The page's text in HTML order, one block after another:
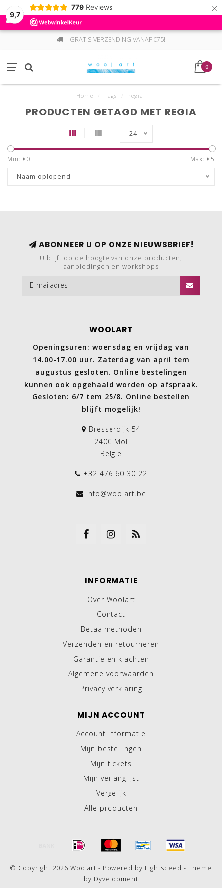
9,7
779 Reviews ×
GRATIS VERZENDING VANAF €75!
0
Home Tags regia
PRODUCTEN GETAGD MET REGIA
24
Min: €0 Max: €5
Naam oplopend
ABONNEER U OP ONZE NIEUWSBRIEF!
U blijft op de hoogte van onze producten,
aanbiedingen en workshops
WOOLART
Openingsuren: woensdag en vrijdag van
14.00-17.00 uur. Zaterdag van april tem
augustus gesloten. Online bestelingen
kunnen ook opgehaald worden op afspraak.
Gesloten: 6/7 tem 25/8. Online bestellen
blijft mogelijk!
Bresserdijk 54
2400 Mol
België
+32 476 60 30 22
info@woolart.be
INFORMATIE
Over Woolart
Contact
Betaalmethoden
Verzenden en retourneren
Garantie en klachten
Algemene voorwaarden
Privacy verklaring
MIJN ACCOUNT
Account informatie
Mijn bestellingen
Mijn tickets
Mijn verlanglijst
Vergelijk
Alle producten
© Copyright 2026 Woolart - Powered by Lightspeed - Theme
by Dyvelopment